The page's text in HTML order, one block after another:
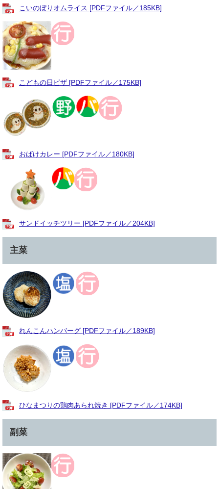
こいのぼりオムライス [PDFファイル／185KB]
こどもの日ピザ [PDFファイル／175KB]
おばけカレー [PDFファイル／180KB]
サンドイッチツリー [PDFファイル／204KB]
主菜
れんこんハンバーグ [PDFファイル／189KB]
ひなまつりの鶏肉あられ焼き [PDFファイル／174KB]
副菜